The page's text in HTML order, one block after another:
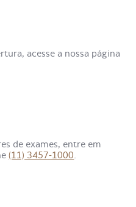
de
quanto abaixo
normal. Além disso,
doenças ósseas,
e desnutrição, por
de um
acesse a nossa página
de exames, entre em
(11) 3457-1000